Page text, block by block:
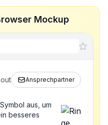
Mockup
Ansprechpartner
aus, um
besseres